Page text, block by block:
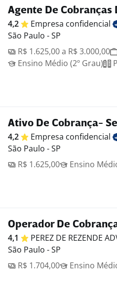
Agente De Cobranças
4,2 Empresa confidencial
São Paulo - SP
R$ 1.625,00 a R$ 3.000,00
Ensino Médio (2º Grau)
Ativo De Cobrança-
4,2 Empresa confidencial
São Paulo - SP
R$ 1.625,00
Ensino
Operador De
4,1 PEREZ DE REZENDE
São Paulo - SP
R$ 1.704,00
Ensino